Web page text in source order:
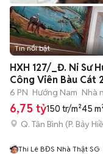
Tin nổi bật
HXH 127/_Đ. Ni Sư
Công Viên Bàu Cát 2
6 PN Hướng Nam Nhà
6,75 tỷ150 tr/m²45
Q. Tân Bình (P. Bảy
Thi Lê BĐS Nhà Thật SG